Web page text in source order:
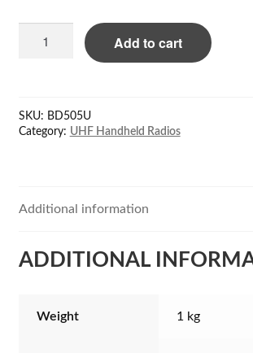
BD505
quantity
Add to cart
SKU: BD505U
Category: UHF Handheld Radios
Additional information
ADDITIONAL
Weight 1 kg